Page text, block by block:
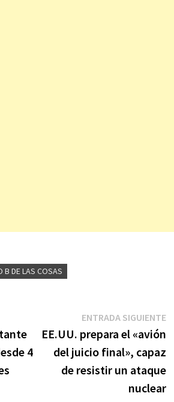
B DE LAS COSAS
4
ENTRADA SIGUIENTE
EE.UU. prepara el «avión
del juicio final», capaz
de resistir un ataque
nuclear